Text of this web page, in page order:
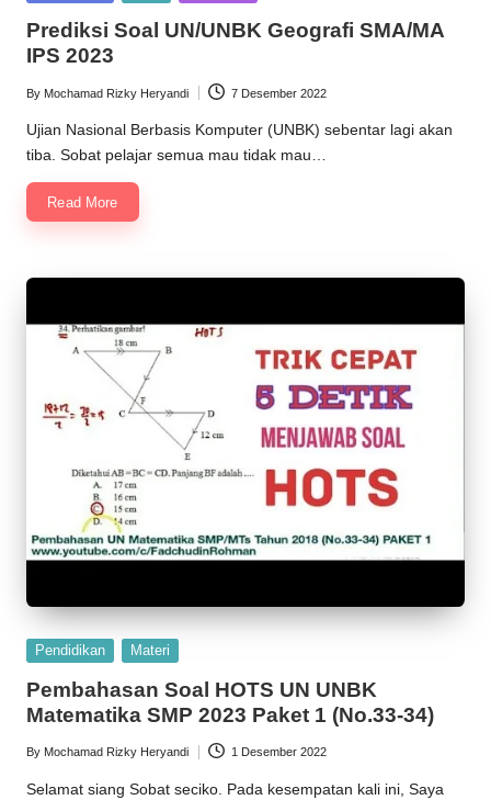
Prediksi Soal UN/UNBK Geografi SMA/MA
IPS 2023
Posted
by
By Mochamad Rizky Heryandi 7 Desember 2022
Ujian Nasional Berbasis Komputer (UNBK) sebentar lagi akan
tiba. Sobat pelajar semua mau tidak mau…
Read More
Posted
Pendidikan Materi
Pembahasan Soal HOTS UN UNBK
Matematika SMP 2023 Paket 1 (No.33-34)
Posted
by
By Mochamad Rizky Heryandi 1 Desember 2022
Selamat siang Sobat seciko. Pada kesempatan kali ini, Saya